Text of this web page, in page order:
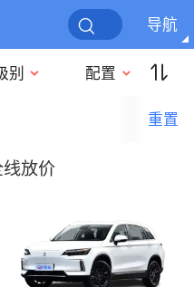
导航
别 配置
重置
放价